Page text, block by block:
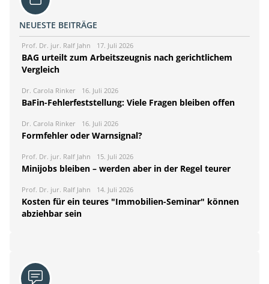
NEUESTE BEITRÄGE
Prof. Dr. jur. Ralf Jahn 17. Juli 2026
BAG urteilt zum Arbeitszeugnis nach gerichtlichem
Vergleich
Dr. Carola Rinker 16. Juli 2026
BaFin-Fehlerfeststellung: Viele Fragen bleiben offen
Dr. Carola Rinker 16. Juli 2026
Formfehler oder Warnsignal?
Prof. Dr. jur. Ralf Jahn 15. Juli 2026
Minijobs bleiben – werden aber in der Regel teurer
Prof. Dr. jur. Ralf Jahn 14. Juli 2026
Kosten für ein teures "Immobilien-Seminar" können
abziehbar sein